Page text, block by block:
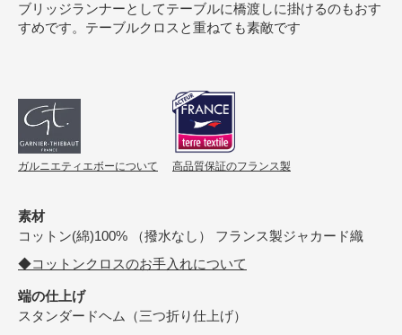
ブリッジランナーとしてテーブルに橋渡しに掛けるのもおす
すめです。テーブルクロスと重ねても素敵です
ガルニエティエボーについて 高品質保証のフランス製
素材
コットン(綿)100% （撥水なし） フランス製ジャカード織
◆コットンクロスのお手入れについて
端の仕上げ
スタンダードヘム（三つ折り仕上げ）